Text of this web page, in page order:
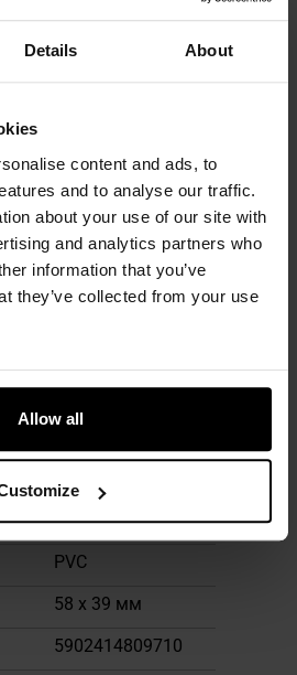
Details About
content and ads, to
and to analyse our traffic.
about your use of our site with
and analytics partners who
information that you’ve
they’ve collected from your use
Allow all
популярних моделей US
M65, N3B чи MA-1. Роки
Texar визнання
Сьогодні бренд
польських
аутдорному
ДАНІ
прямокутний
PVC
58 x 39 мм
5902414809710